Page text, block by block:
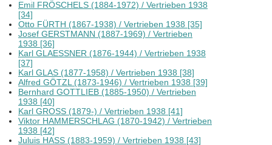
Emil FRÖSCHELS (1884-1972) / Vertrieben 1938
[34]
Otto FÜRTH (1867-1938) / Vertrieben 1938 [35]
Josef GERSTMANN (1887-1969) / Vertrieben
1938 [36]
Karl GLAESSNER (1876-1944) / Vertrieben 1938
[37]
Karl GLAS (1877-1958) / Vertrieben 1938 [38]
Alfred GÖTZL (1873-1946) / Vertrieben 1938 [39]
Bernhard GOTTLIEB (1885-1950) / Vertrieben
1938 [40]
Karl GROSS (1879-) / Vertrieben 1938 [41]
Viktor HAMMERSCHLAG (1870-1942) / Vertrieben
1938 [42]
Juluis HASS (1883-1959) / Vertrieben 1938 [43]